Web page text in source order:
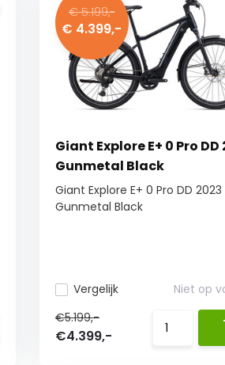
€ 5.199,-
€ 4.399,-
Giant Explore E+ 0 Pro DD
Gunmetal Black
Giant Explore E+ 0 Pro DD 2023
Gunmetal Black
Vergelijk
Niet op
€5.199,-
€4.399,-